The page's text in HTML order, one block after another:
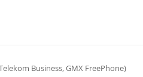
Business, GMX FreePhone)